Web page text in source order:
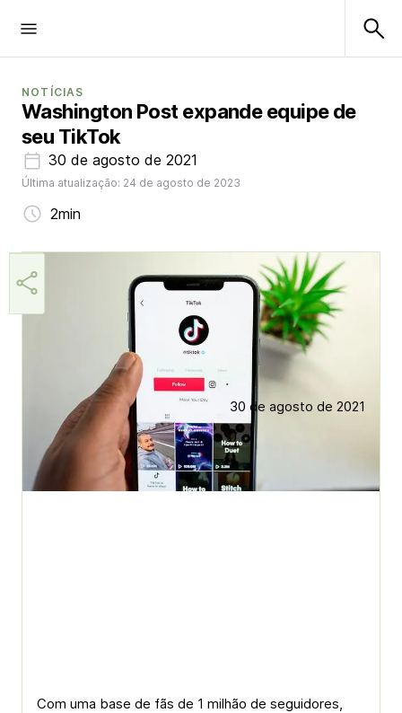
NOTÍCIAS
Washington Post expande equipe de
seu TikTok
30 de agosto de 2021
Última atualização: 24 de agosto de 2023
2min
Márcia Miranda
30 de agosto de 2021
Com uma base de fãs de 1 milhão de seguidores,